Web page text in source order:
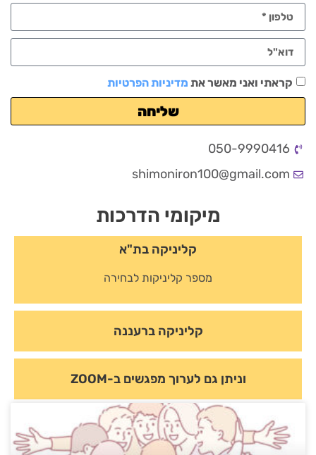
קראתי ואני מאשר את מדיניות הפרטיות
שליחה
050-9990416
shimoniron100@gmail.com
מיקומי הדרכות
קליניקה בת"א
מספר קליניקות לבחירה
קליניקה ברעננה
וניתן גם לערוך מפגשים ב-ZOOM